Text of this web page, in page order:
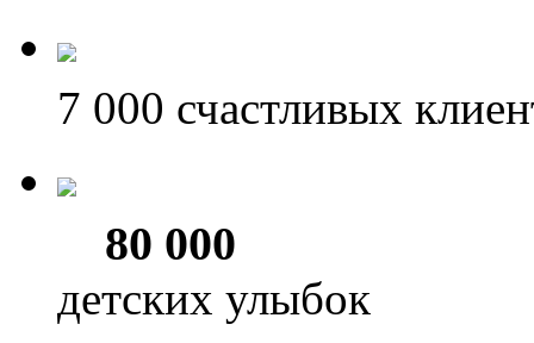
7 000 счастливых
80 000
детских улыбок